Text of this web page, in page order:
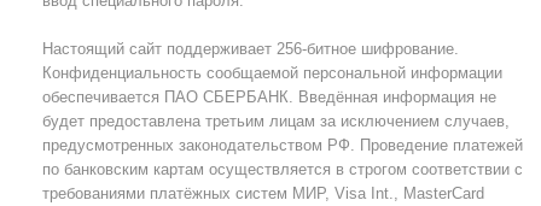
Настоящий сайт поддерживает 256-битное шифрование.
Конфиденциальность сообщаемой персональной информации
обеспечивается ПАО СБЕРБАНК. Введённая информация не
будет предоставлена третьим лицам за исключением случаев,
предусмотренных законодательством РФ. Проведение платежей
по банковским картам осуществляется в строгом соответствии с
требованиями платёжных систем МИР, Visa Int., MasterCard